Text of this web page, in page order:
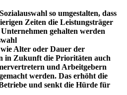
so umgestalten, dass
Zeiten die Leistungsträger
gehalten werden
Alter oder Dauer der
in Zukunft die Prioritäten auch
und Arbeitgebern
werden. Das erhöht die
und senkt die Hürde für